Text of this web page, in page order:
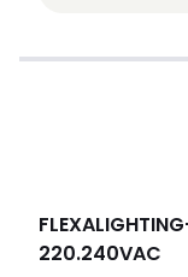
FLEXALIGHTING
220.240VAC